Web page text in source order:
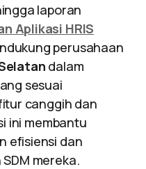
laporan
Aplikasi HRIS
perusahaan
dalam
sesuai
canggih dan
ini membantu
efisiensi dan
mereka.